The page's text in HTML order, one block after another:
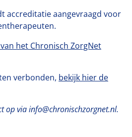
accreditatie aangevraagd voor
het Chronisch ZorgNet
verbonden, bekijk hier de
op via info@chronischzorgnet.nl.